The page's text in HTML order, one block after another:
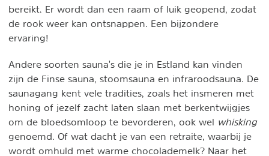
bereikt. Er wordt dan een raam of luik geopend, zodat
de rook weer kan ontsnappen. Een bijzondere
ervaring!
Andere soorten sauna's die je in Estland kan vinden
zijn de Finse sauna, stoomsauna en infraroodsauna. De
saunagang kent vele tradities, zoals het insmeren met
honing of jezelf zacht laten slaan met berkentwijgjes
om de bloedsomloop te bevorderen, ook wel whisking
genoemd. Of wat dacht je van een retraite, waarbij je
wordt omhuld met warme chocolademelk? Naar het